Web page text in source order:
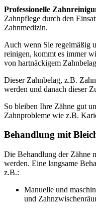
Professionelle
Zahnpflege durch den
Zahnmedizin.
Auch wenn Sie regelmäßig
reinigen, kommt es immer
von hartnäckigem
Dieser Zahnbelag, z.B.
werden und danach dieser
So bleiben Ihre Zähne gut
Zahnprobleme wie z.B.
Behandlung mit
Die Behandlung der Zähne
werden. Eine langsame
z.B.:
Manuelle und
und